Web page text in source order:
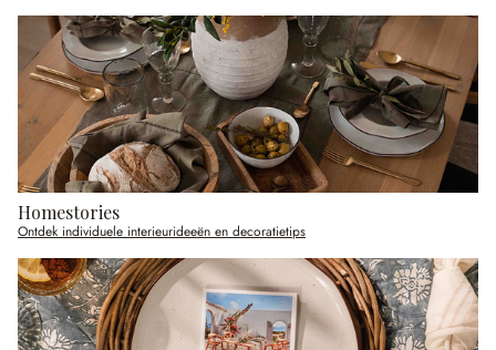
Homestories
Ontdek individuele interieurideeën en decoratietips